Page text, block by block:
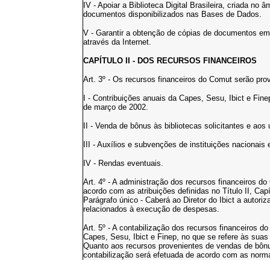
IV - Apoiar a Biblioteca Digital Brasileira, criada no
documentos disponibilizados nas Bases de Dados.
V - Garantir a obtenção de cópias de documentos
através da Internet.
CAPÍTULO II - DOS RECURSOS FINANCEIROS
Art. 3º - Os recursos financeiros do Comut serão
I - Contribuições anuais da Capes, Sesu, Ibict e
de março de 2002.
II - Venda de bônus às bibliotecas solicitantes e
III - Auxílios e subvenções de instituições nacionais
IV - Rendas eventuais.
Art. 4º - A administração dos recursos financeiros
acordo com as atribuições definidas no Título II,
Parágrafo único - Caberá ao Diretor do Ibict a
relacionados à execução de despesas.
Art. 5º - A contabilização dos recursos financeiros
Capes, Sesu, Ibict e Finep, no que se refere às
Quanto aos recursos provenientes de vendas de
contabilização será efetuada de acordo com as